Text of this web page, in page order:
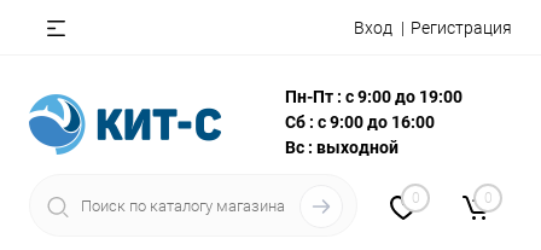
Вход Регистрация
Пн-Пт : с 9:00 до 19:00
Сб : с 9:00 до 16:00
Вс : выходной
0 0